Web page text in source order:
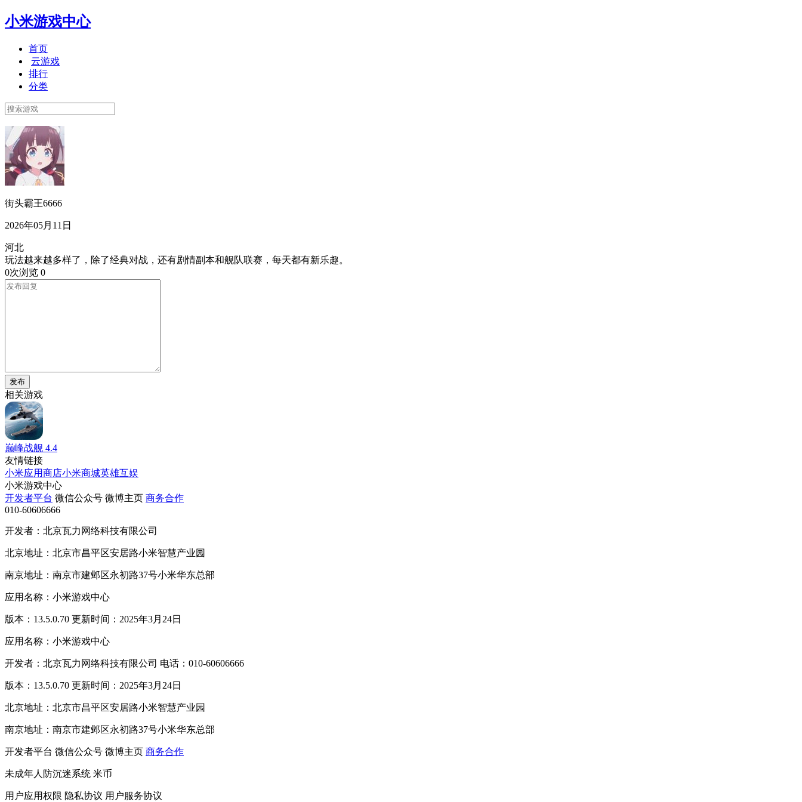
小米游戏中心
首页
云游戏
排行
分类
街头霸王6666
2026年05月11日
河北
玩法越来越多样了，除了经典对战，还有剧情副本和舰队联赛，每天都有新乐趣。
0次浏览 0
发布
相关游戏
巅峰战舰 4.4
友情链接
小米应用商店小米商城英雄互娱
小米游戏中心
开发者平台 微信公众号 微博主页 商务合作
010-60606666
开发者：北京瓦力网络科技有限公司
北京地址：北京市昌平区安居路小米智慧产业园
南京地址：南京市建邺区永初路37号小米华东总部
应用名称：小米游戏中心
版本：13.5.0.70 更新时间：2025年3月24日
应用名称：小米游戏中心
开发者：北京瓦力网络科技有限公司 电话：010-60606666
版本：13.5.0.70 更新时间：2025年3月24日
北京地址：北京市昌平区安居路小米智慧产业园
南京地址：南京市建邺区永初路37号小米华东总部
开发者平台 微信公众号 微博主页 商务合作
未成年人防沉迷系统 米币
用户应用权限 隐私协议 用户服务协议